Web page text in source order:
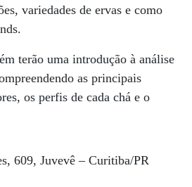
variedades de ervas e como
terão uma introdução à análise
as principais
os perfis de cada chá e o
609, Juvevê – Curitiba/PR